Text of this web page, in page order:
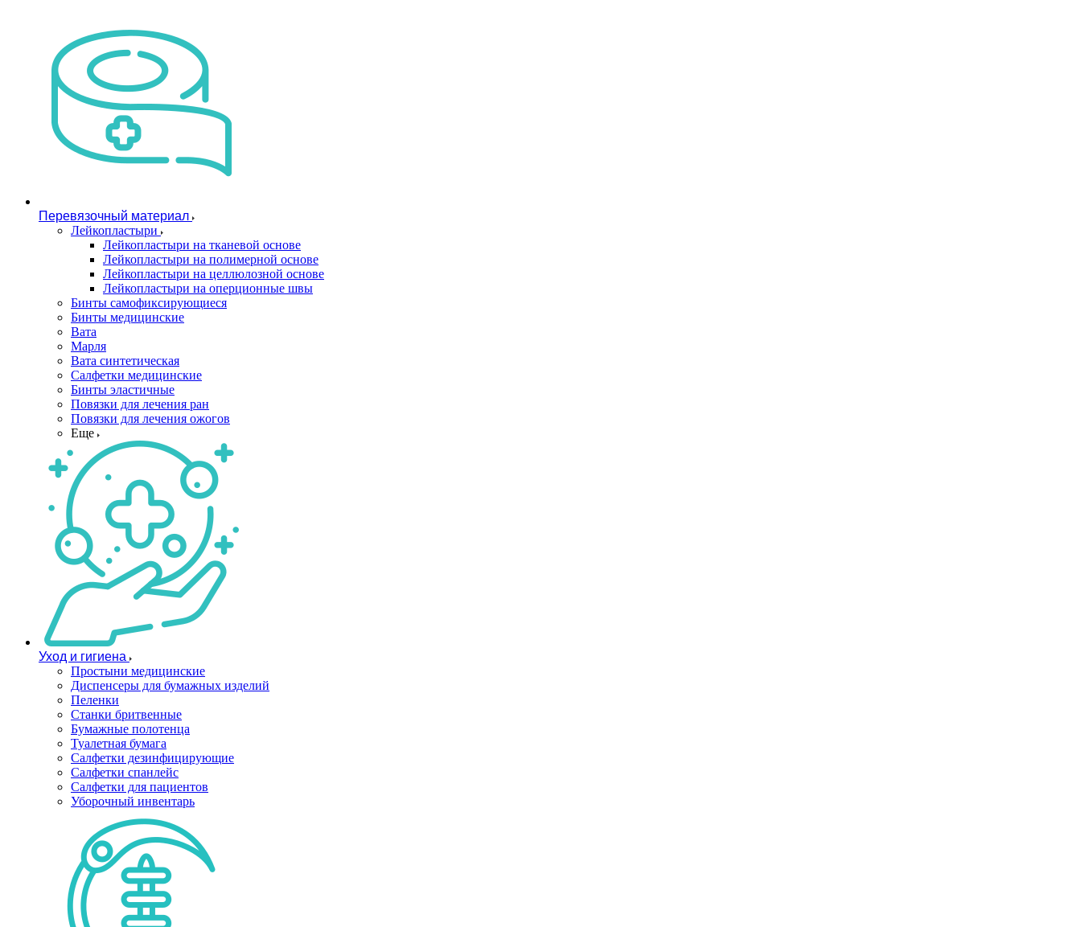
Перевязочный материал
Лейкопластыри
Лейкопластыри на тканевой основе
Лейкопластыри на полимерной основе
Лейкопластыри на целлюлозной основе
Лейкопластыри на оперционные швы
Бинты самофиксирующиеся
Бинты медицинские
Вата
Марля
Вата синтетическая
Салфетки медицинские
Бинты эластичные
Повязки для лечения ран
Повязки для лечения ожогов
Еще
Уход и гигиена
Простыни медицинские
Диспенсеры для бумажных изделий
Пеленки
Станки бритвенные
Бумажные полотенца
Туалетная бумага
Салфетки дезинфицирующие
Салфетки спанлейс
Салфетки для пациентов
Уборочный инвентарь